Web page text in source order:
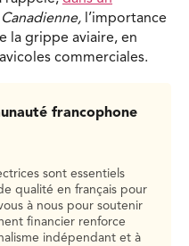
l’importance
la grippe aviaire, en
commerciales.
francophone
sont essentiels
qualité en français pour
à nous pour soutenir
financier renforce
indépendant et à